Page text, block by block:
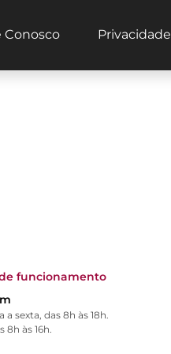
Conosco Privacidade
funcionamento
a sexta, das 8h às 18h.
8h às 16h.